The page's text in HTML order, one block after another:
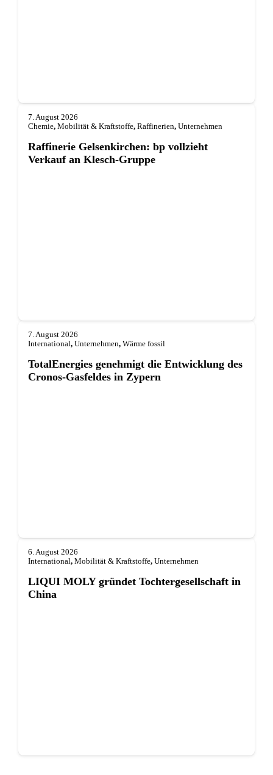
7. August 2026
Chemie, Mobilität & Kraftstoffe, Raffinerien, Unternehmen
Raffinerie Gelsenkirchen: bp vollzieht
Verkauf an Klesch-Gruppe
7. August 2026
International, Unternehmen, Wärme fossil
TotalEnergies genehmigt die Entwicklung des
Cronos-Gasfeldes in Zypern
6. August 2026
International, Mobilität & Kraftstoffe, Unternehmen
LIQUI MOLY gründet Tochterge­sellschaft in
China